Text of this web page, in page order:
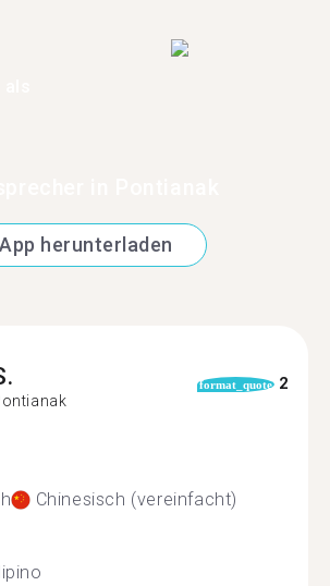
App herunterladen
format_quote 2
Chinesisch (vereinfacht)